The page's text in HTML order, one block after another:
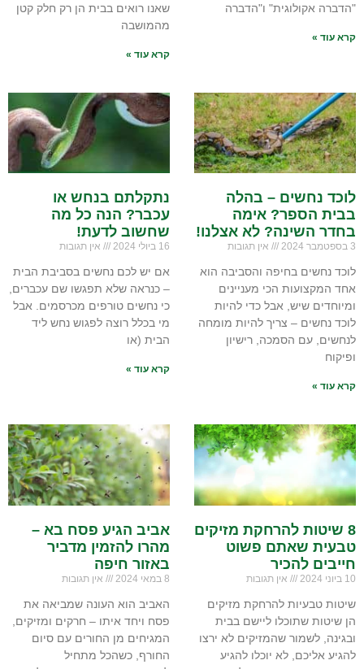
"הדברה אקולוגית" ו"הדברה
קרא עוד »
שאנו רואים בבית הן רק חלק קטן
מהמושבה
קרא עוד »
לוכד נחשים – בהלה
בבית הספר? אימה
בחדר השינה? לא אצלנו!
3 בספטמבר 2024 אין תגובות
לוכד נחשים בחיפה והסביבה הוא
אחד המקצועות הכי מעניינים
ומיוחדים שיש, אבל כדי להיות
לוכד נחשים – צריך להיות מומחה
לנחשים, עם הסמכה, רישיון
ופיקוח
קרא עוד »
נתקלתם בנחש או
עכבר? הנה כל מה
שחשוב לדעת!
16 ביולי 2024 אין תגובות
אם יש לכם נחשים בסביבת הבית
– כנראה שלא תפגשו שם עכברים,
כי נחשים טורפים מכרסמים. אבל
מי בכלל רוצה לפגוש נחש ליד
הבית (או
קרא עוד »
8 שיטות להרחקת מזיקים
טבעית שאתם פשוט
חייבים להכיר
10 ביוני 2024 אין תגובות
שיטות טבעיות להרחקת מזיקים
הן שיטות שתוכלו ליישם בבית
ובגינה, לשמור שהמזיקים לא ירצו
להגיע אליכם, לא יוכלו להגיע
אביב הגיע פסח בא –
מהרו להזמין מדביר
באזור חיפה
8 במאי 2024 אין תגובות
האביב הוא העונה שמביאה את
פסח ויחד איתו – חרקים ומזיקים,
המגיחים מן החורים עם סיום
החורף, כשהכל מתחיל